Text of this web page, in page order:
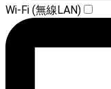
Wi-Fi (無線LAN)